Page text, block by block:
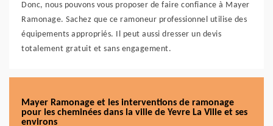
Donc, nous pouvons vous proposer de faire confiance à Mayer
Ramonage. Sachez que ce ramoneur professionnel utilise des
équipements appropriés. Il peut aussi dresser un devis
totalement gratuit et sans engagement.
Mayer Ramonage et les interventions de ramonage
pour les cheminées dans la ville de Yevre La Ville et ses
environs